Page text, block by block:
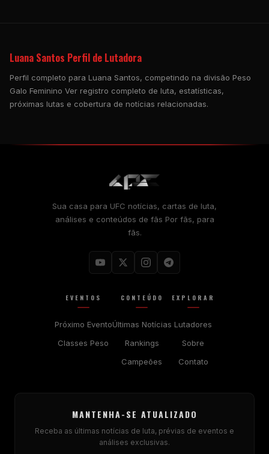
Luana Santos Perfil de Lutadora
Perfil completo para Luana Santos, competindo na divisão Peso
Galo Feminino Ver registro completo de luta, estatísticas,
próximas lutas e cobertura de notícias relacionadas.
Sua casa para UFC notícias, cartas de luta,
análises e conteúdos de fãs Por fãs, para
fãs.
EVENTOS
Próximo Evento
Classes Peso
CONTEÚDO
Últimas Notícias
Rankings
Campeões
EXPLORAR
Lutadores
Sobre
Contato
MANTENHA-SE ATUALIZADO
Receba as últimas notícias de luta, prévias de eventos e
análises exclusivas.